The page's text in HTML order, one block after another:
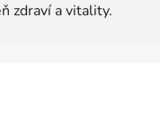
zdraví a vitality.